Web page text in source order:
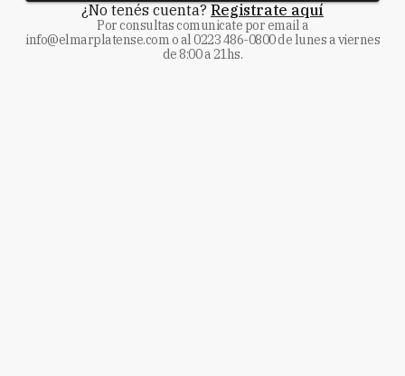
¿No tenés cuenta? Registrate aquí
Por consultas comunicate por email a
info@elmarplatense.como al0223 486-0800de lunes a viernes
de 8:00 a 21hs.